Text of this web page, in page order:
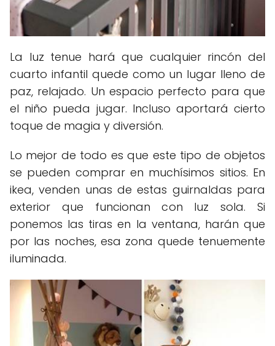
La luz tenue hará que cualquier rincón del
cuarto infantil quede como un lugar lleno de
paz, relajado. Un espacio perfecto para que
el niño pueda jugar. Incluso aportará cierto
toque de magia y diversión.
Lo mejor de todo es que este tipo de objetos
se pueden comprar en muchísimos sitios. En
ikea, venden unas de estas guirnaldas para
exterior que funcionan con luz sola. Si
ponemos las tiras en la ventana, harán que
por las noches, esa zona quede tenuemente
iluminada.